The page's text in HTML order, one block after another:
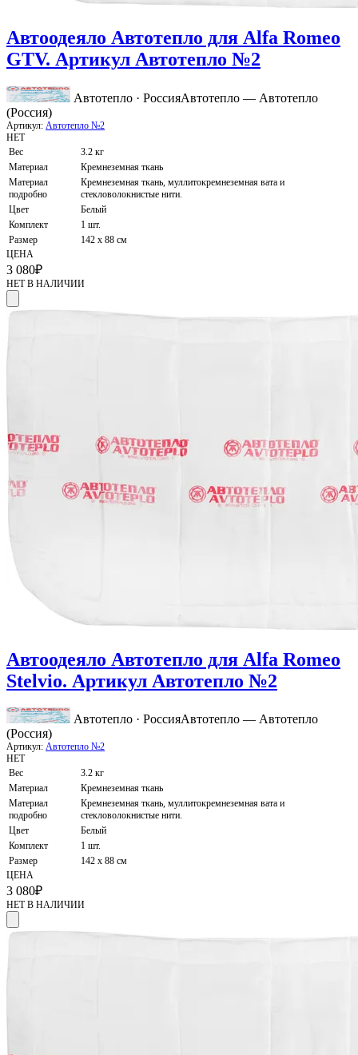
Автоодеяло Автотепло для Alfa Romeo
GTV. Артикул Автотепло №2
Автотепло · РоссияАвтотепло — Автотепло
(Россия)
Артикул: Автотепло №2
НЕТ
Вес
3.2 кг
Материал
Кремнеземная ткань
Материал
подробно
Кремнеземная ткань, муллитокремнеземная вата и
стекловолокнистые нити.
Цвет
Белый
Комплект
1 шт.
Размер
142 х 88 см
ЦЕНА
3 080₽
НЕТ В НАЛИЧИИ
Автоодеяло Автотепло для Alfa Romeo
Stelvio. Артикул Автотепло №2
Автотепло · РоссияАвтотепло — Автотепло
(Россия)
Артикул: Автотепло №2
НЕТ
Вес
3.2 кг
Материал
Кремнеземная ткань
Материал
подробно
Кремнеземная ткань, муллитокремнеземная вата и
стекловолокнистые нити.
Цвет
Белый
Комплект
1 шт.
Размер
142 х 88 см
ЦЕНА
3 080₽
НЕТ В НАЛИЧИИ